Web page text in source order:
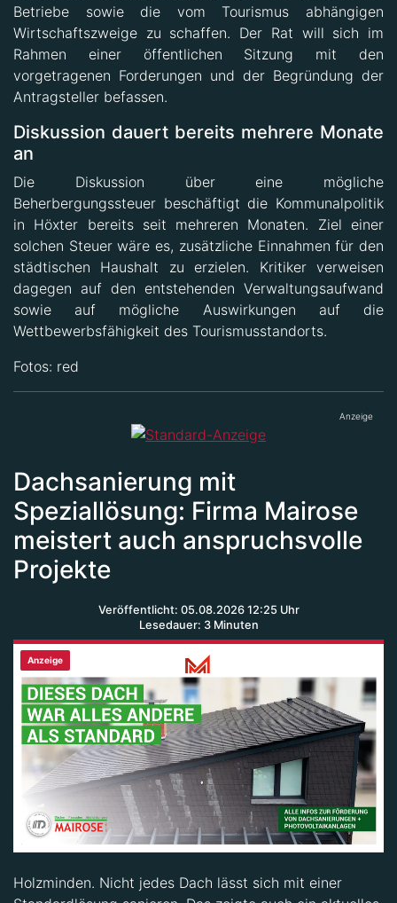
Wirtschaftszweige zu schaffen. Der Rat will sich im
Rahmen einer öffentlichen Sitzung mit den
vorgetragenen Forderungen und der Begründung der
Antragsteller befassen.
Diskussion dauert bereits mehrere Monate
an
Die Diskussion über eine mögliche
Beherbergungssteuer beschäftigt die Kommunalpolitik
in Höxter bereits seit mehreren Monaten. Ziel einer
solchen Steuer wäre es, zusätzliche Einnahmen für den
städtischen Haushalt zu erzielen. Kritiker verweisen
dagegen auf den entstehenden Verwaltungsaufwand
sowie auf mögliche Auswirkungen auf die
Wettbewerbsfähigkeit des Tourismusstandorts.
Anzeige
Speziallösung: Firma Mairose
meistert auch anspruchsvolle
Projekte
Lesedauer: 3 Minuten
Anzeige
Standardlösung sanieren. Das zeigte auch ein aktuelles